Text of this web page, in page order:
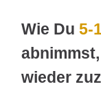
Wie Du 5-
wieder